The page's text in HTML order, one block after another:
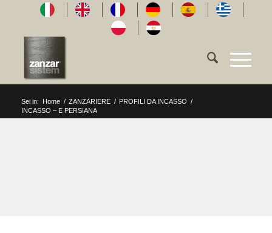
Sei in: Home / ZANZARIERE / PROFILI DA INCASSO /
INCASSO – E PERSIANA